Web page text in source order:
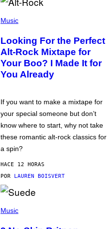
.
P
T
O
B
Y
M
I
H
T
S
O
N
R
D
F
R
)
Music
Looking For the Perfect
Alt-Rock Mixtape for
Your Boo? I Made It for
You Already
If you want to make a mixtape for
your special someone but don’t
know where to start, why not take
these romantic alt-rock classics for
a spin?
HACE 12 HORAS
POR LAUREN BOISVERT
H
Music